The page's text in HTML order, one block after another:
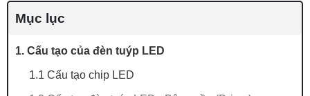
Mục lục
1. Cấu tạo của đèn tuýp LED
1.1 Cấu tạo chip LED